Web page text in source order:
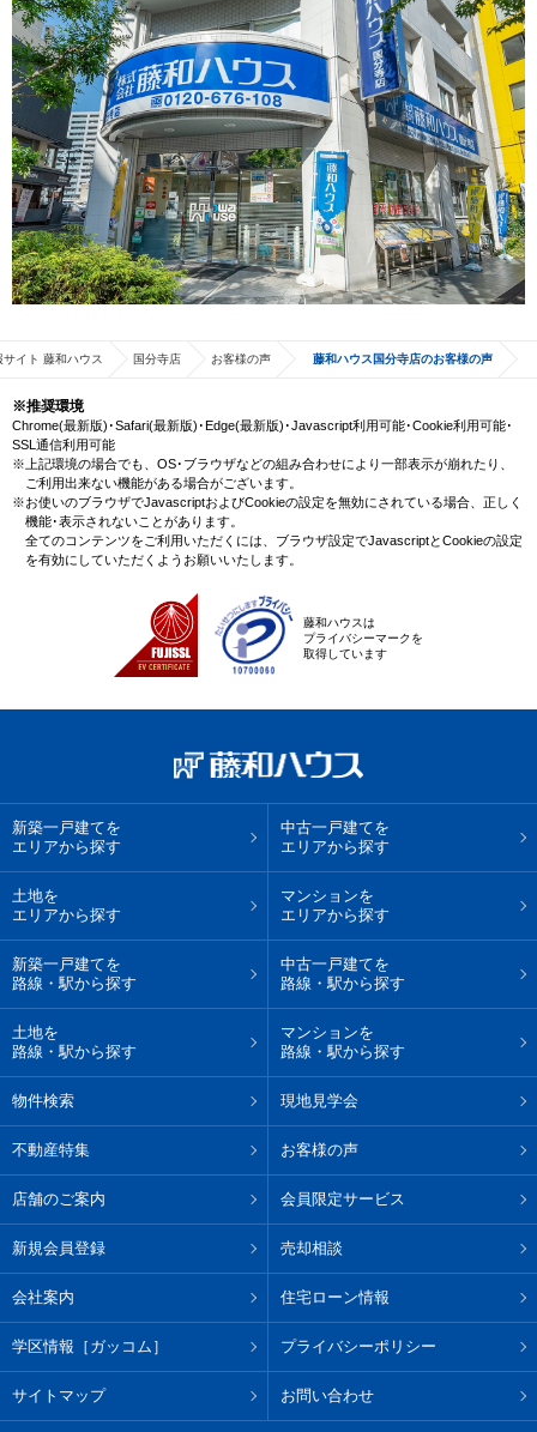
イト 藤和ハウス 国分寺店 お客様の声 藤和ハウス国分寺店のお客様の声
※推奨環境
Chrome(最新版)･Safari(最新版)･Edge(最新版)･Javascript利用可能･Cookie利用可能･
SSL通信利用可能
※上記環境の場合でも、OS･ブラウザなどの組み合わせにより一部表示が崩れたり、
ご利用出来ない機能がある場合がございます。
※お使いのブラウザでJavascriptおよびCookieの設定を無効にされている場合、正しく
機能･表示されないことがあります。
全てのコンテンツをご利用いただくには、ブラウザ設定でJavascriptとCookieの設定
を有効にしていただくようお願いいたします。
藤和ハウスは
プライバシーマークを
取得しています
新築一戸建てを
エリアから探す
中古一戸建てを
エリアから探す
土地を
エリアから探す
マンションを
エリアから探す
新築一戸建てを
路線・駅から探す
中古一戸建てを
路線・駅から探す
土地を
路線・駅から探す
マンションを
路線・駅から探す
物件検索 現地見学会
不動産特集 お客様の声
店舗のご案内 会員限定サービス
新規会員登録 売却相談
会社案内 住宅ローン情報
学区情報［ガッコム］ プライバシーポリシー
サイトマップ お問い合わせ